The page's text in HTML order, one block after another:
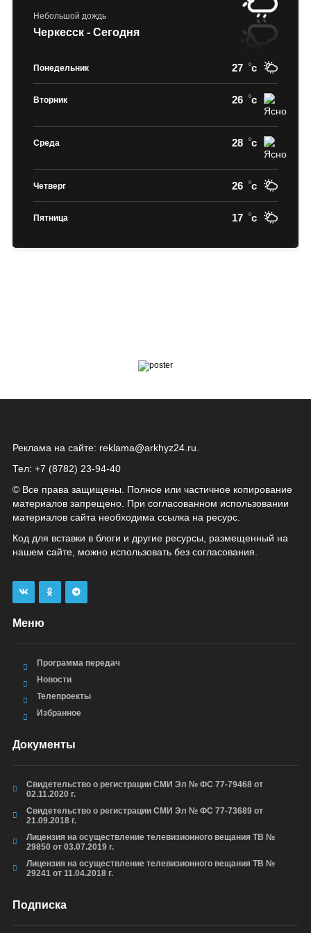
Небольшой дождь
Черкесск - Сегодня
Понедельник 27 c
Вторник 26 c
Среда 28 c
Четверг 26 c
Пятница 17 c
Реклама на сайте: reklama@arkhyz24.ru
Тел: +7 (8782) 23‑94‑40
© Все права защищены. Полное или частичное копирование
материалов запрещено. При согласованном использовании
материалов сайта необходима ссылка на ресурс.
Код для вставки в блоги и другие ресурсы, размещенный на
нашем сайте, можно использовать без согласования.
Меню
Программа передач
Новости
Телепроекты
Избранное
Документы
Свидетельство о регистрации СМИ Эл № ФС 77-79468 от
02.11.2020 г.
Свидетельство о регистрации СМИ Эл № ФС 77-73689 от
21.09.2018 г.
Лицензия на осуществление телевизионного вещания ТВ №
29850 от 03.07.2019 г.
Лицензия на осуществление телевизионного вещания ТВ №
29241 от 11.04.2018 г.
Подписка